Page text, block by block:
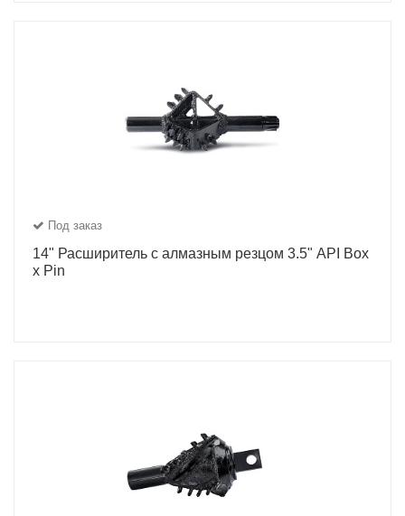
Под заказ
14" Расширитель с алмазным резцом 3.5" API Box
x Pin